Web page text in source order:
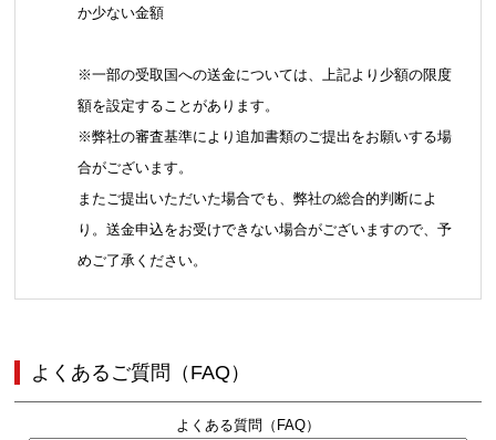
か少ない金額
※一部の受取国への送金については、上記より少額の限度
額を設定することがあります。
※弊社の審査基準により追加書類のご提出をお願いする場
合がございます。
またご提出いただいた場合でも、弊社の総合的判断によ
り。送金申込をお受けできない場合がございますので、予
めご了承ください。
よくあるご質問（FAQ）
よくある質問（FAQ）